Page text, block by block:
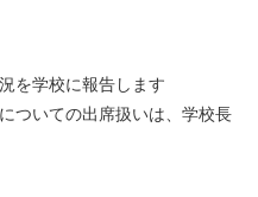
を学校に報告します
ついての出席扱いは、学校長